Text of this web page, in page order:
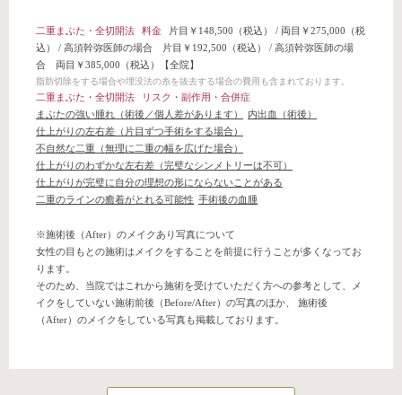
二重まぶた・全切開法 料金 片目￥148,500（税込） / 両目￥275,000（税
込）
/ 高須幹弥医師の場合 片目￥192,500（税込） / 高須幹弥医師の場
合 両目￥385,000（税込）
【全院】
脂肪切除をする場合や埋没法の糸を抜去する場合の費用も含まれております。
二重まぶた・全切開法
リスク・副作用・合併症
まぶたの強い腫れ（術後／個人差があります）
内出血（術後）
仕上がりの左右差（片目ずつ手術をする場合）
不自然な二重（無理に二重の幅を広げた場合）
仕上がりのわずかな左右差（完璧なシンメトリーは不可）
仕上がりが完璧に自分の理想の形にならないことがある
二重のラインの癒着がとれる可能性 手術後の血腫
※施術後（After）のメイクあり写真について
女性の目もとの施術はメイクをすることを前提に行うことが多くなってお
ります。
そのため、当院ではこれから施術を受けていただく方への参考として、メ
イクをしていない施術前後（Before/After）の写真のほか、 施術後
（After）のメイクをしている写真も掲載しております。